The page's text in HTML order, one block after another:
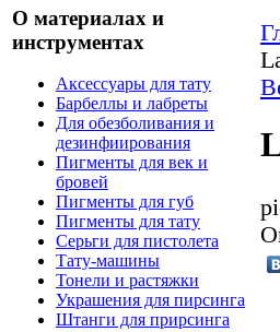
О материалах и
инструментах
Аксессуары для тату
Барбеллы и лабреты
Для обезболивания и
дезинфиирования
Пигменты для век и
бровей
Пигменты для губ
Пигменты для тату
Серьги для пистолета
Тату-машины
Тонели и растяжки
Украшения для пирсинга
Штанги для прирсинга